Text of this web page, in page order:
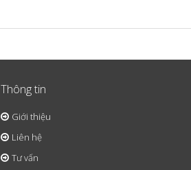
Thông tin
Giới thiệu
Liên hệ
Tư vấn